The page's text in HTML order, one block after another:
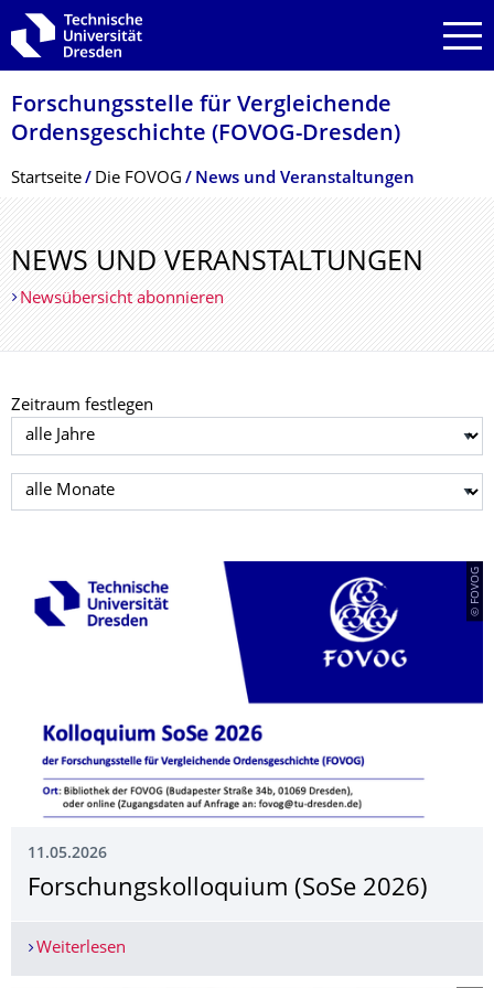
Zur Hauptnavigation springen
Zur Suche springen
Zum Inhalt springen
Forschungsstelle für Vergleichende
Ordensgeschichte (FOVOG-Dresden)
Breadcrumb-Menü
Startseite Die FOVOG News und Veranstaltungen
NEWS UND VERANSTALTUNGEN
Newsübersicht abonnieren
Zeitraum festlegen
Jahr auswählen
Monat auswählen
© FOVOG
11.05.2026
Forschungskollo­quium (SoSe 2026)
Weiterlesen